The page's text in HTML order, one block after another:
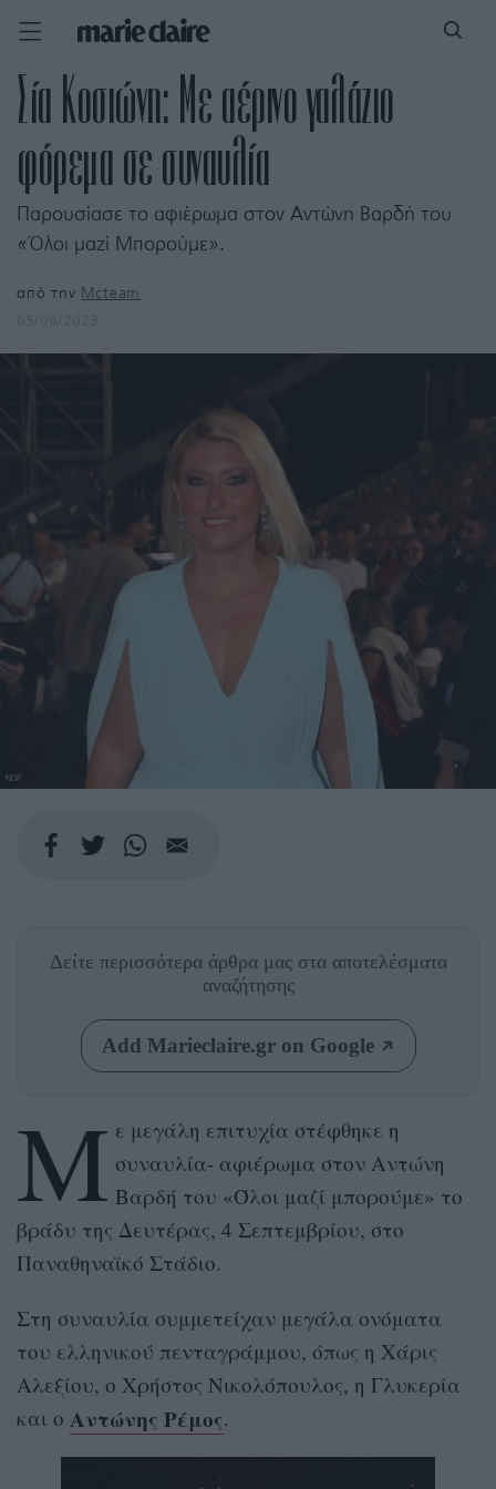
Σία Κοσιώνη: Με αέρινο γαλάζιο
φόρεμα σε συναυλία
Παρουσίασε το αφιέρωμα στον Αντώνη Βαρδή του
«Όλοι μαζί Μπορούμε».
από την Mcteam
NDP
Δείτε περισσότερα άρθρα μας στα αποτελέσματα
αναζήτησης
Add Marieclaire.gr on Google
Μ ε μεγάλη επιτυχία στέφθηκε η
συναυλία- αφιέρωμα στον Αντώνη
Βαρδή του «Όλοι μαζί μπορούμε» το
βράδυ της Δευτέρας, 4 Σεπτεμβρίου, στο
Παναθηναϊκό Στάδιο.
Στη συναυλία συμμετείχαν μεγάλα ονόματα
του ελληνικού πενταγράμμου, όπως η Χάρις
Αλεξίου, ο Χρήστος Νικολόπουλος, η Γλυκερία
και ο Αντώνης Ρέμος.